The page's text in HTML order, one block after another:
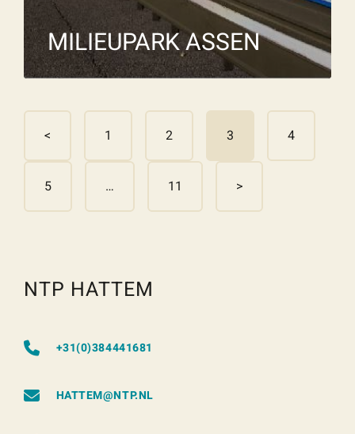
MILIEUPARK ASSEN
< 1 2 3 4
5 … 11 >
NTP HATTEM
+31(0)384441681
HATTEM@NTP.NL